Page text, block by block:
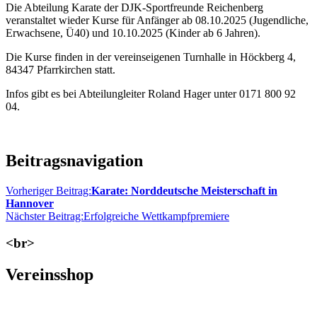
Die Abteilung Karate der DJK-Sportfreunde Reichenberg
veranstaltet wieder Kurse für Anfänger ab 08.10.2025 (Jugendliche,
Erwachsene, Ü40) und 10.10.2025 (Kinder ab 6 Jahren).
Die Kurse finden in der vereinseigenen Turnhalle in Höckberg 4,
84347 Pfarrkirchen statt.
Infos gibt es bei Abteilungleiter Roland Hager unter 0171 800 92
04.
Beitragsnavigation
Vorheriger Beitrag:Karate: Norddeutsche Meisterschaft in
Hannover
Nächster Beitrag:Erfolgreiche Wettkampfpremiere
<br>
Vereinsshop